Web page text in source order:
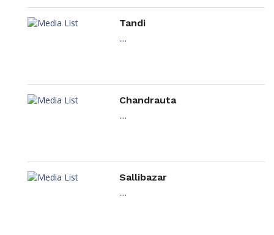
Tandi
....
Chandrauta
....
Sallibazar
....